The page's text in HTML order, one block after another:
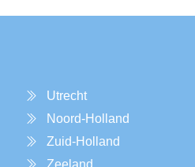
Utrecht
Noord-Holland
Zuid-Holland
Zeeland